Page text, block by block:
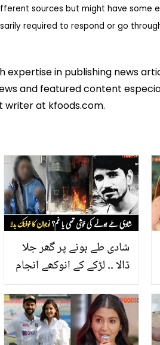
sources but might have some
required to respond or go
expertise in publishing news
and featured content
at kfoods.com.
شادی طے ہونے پر گھر جلا
ڈالا ۔۔ لڑکے کے انوکھے انجام
جانیے